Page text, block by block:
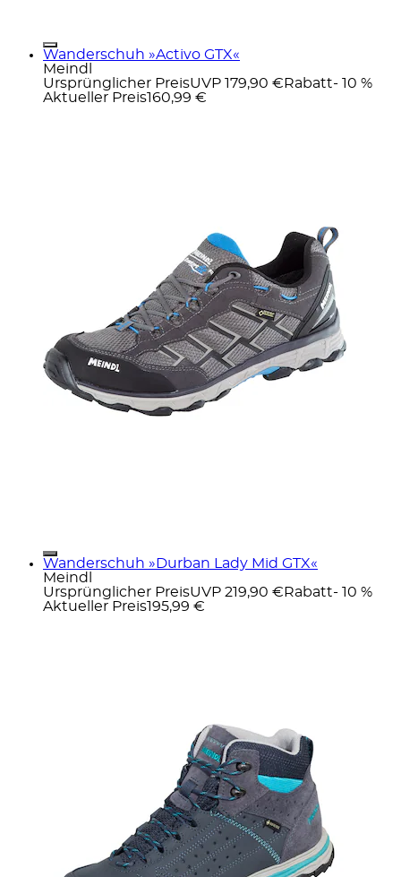
Wanderschuh »Activo GTX«
Meindl
Ursprünglicher PreisUVP 179,90 € Rabatt- 10 %
Aktueller Preis160,99 €
Wanderschuh »Durban Lady Mid GTX«
Meindl
Ursprünglicher PreisUVP 219,90 € Rabatt- 10 %
Aktueller Preis195,99 €